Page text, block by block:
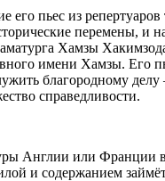
пьес из репертуаров
перемены, и
Хамзы
имени Хамзы.
благородному
справедливости.
Англии или
и содержанием